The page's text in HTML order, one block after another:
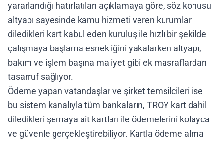
yararlandığı hatırlatılan açıklamaya göre, söz konusu
altyapı sayesinde kamu hizmeti veren kurumlar
diledikleri kart kabul eden kuruluş ile hızlı bir şekilde
çalışmaya başlama esnekliğini yakalarken altyapı,
bakım ve işlem başına maliyet gibi ek masraflardan
tasarruf sağlıyor.
Ödeme yapan vatandaşlar ve şirket temsilcileri ise
bu sistem kanalıyla tüm bankaların, TROY kart dahil
diledikleri şemaya ait kartları ile ödemelerini kolayca
ve güvenle gerçekleştirebiliyor. Kartla ödeme alma